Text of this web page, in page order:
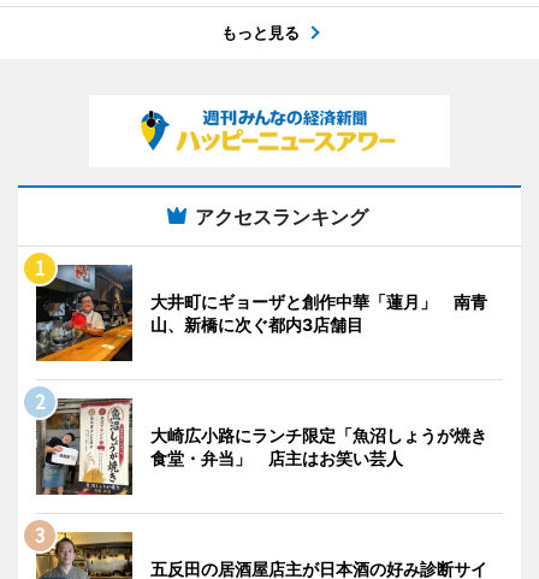
もっと見る
アクセスランキング
大井町にギョーザと創作中華「蓮月」 南青
山、新橋に次ぐ都内3店舗目
大崎広小路にランチ限定「魚沼しょうが焼き
食堂・弁当」 店主はお笑い芸人
五反田の居酒屋店主が日本酒の好み診断サイ